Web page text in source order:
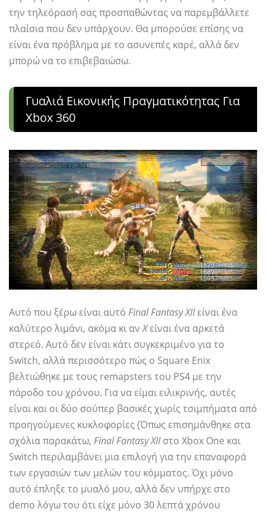
την τηλεόρασή σας προσπαθώντας να παρεμβάλλετε
πλαίσια που δεν υπάρχουν. Θα μπορούσε επίσης να
είναι ένα πρόβλημα με το ασυνεπές καρέ, αλλά δεν
μπορώ να το επιβεβαιώσω.
Γυαλιά Εικονικής Πραγματικότητας Για
Xbox 360
Αυτό που ξέρω είναι αυτό Final Fantasy XIIείναι ένα
καλύτερο λιμάνι, ακόμα κι ανΧείναι ένα αρκετά
στερεό. Αυτό δεν είναι κάτι συγκεκριμένο για το
Switch, αλλά περισσότερο πώς ο Square Enix
βελτιώθηκε με τους remapsters του PS4 με την
πάροδο του χρόνου. Για να είμαι ειλικρινής, αυτές
είναι και οι δύο σούπερ βασικές χωρίς τσιμπήματα από
προηγούμενες κυκλοφορίες (Όπως επισημάνθηκε στα
σχόλια παρακάτω, Final Fantasy XIIστο Xbox One και
Switch περιλαμβάνει μια επιλογή για την επαναφορά
των εργασιών των μελών του κόμματος. Όχι μόνο
αυτό έπληξε το μυαλό μου, αλλά δεν υπήρχε στο
demo λόγω του ότι είχε μόνο 30 λεπτά χρόνου